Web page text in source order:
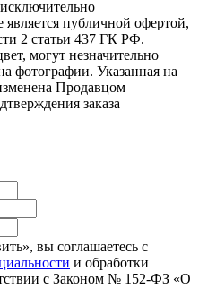
публичной офертой,
2 статьи 437 ГК РФ.
могут незначительно
фотографии. Указанная на
Продавцом
заказа
вы соглашаетесь с
и обработки
с Законом № 152-ФЗ «О